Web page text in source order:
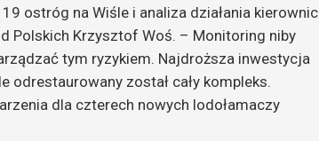
ostróg na Wiśle i analiza działania kierownic
Polskich Krzysztof Woś. – Monitoring niby
tym ryzykiem. Najdroższa inwestycja
odrestaurowany został cały kompleks.
dla czterech nowych lodołamaczy